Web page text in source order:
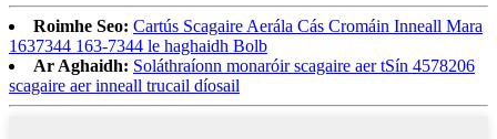
Roimhe Seo: Cartús Scagaire Aerála Cás Cromáin Inneall Mara
1637344 163-7344 le haghaidh Bolb
Ar Aghaidh: Soláthraíonn monaróir scagaire aer tSín 4578206
scagaire aer inneall trucail díosail